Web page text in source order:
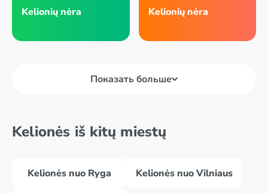
Kelionių nėra Kelionių nėra
Показать больше
Kelionės iš kitų miestų
Kelionės nuo Ryga Kelionės nuo Vilniaus